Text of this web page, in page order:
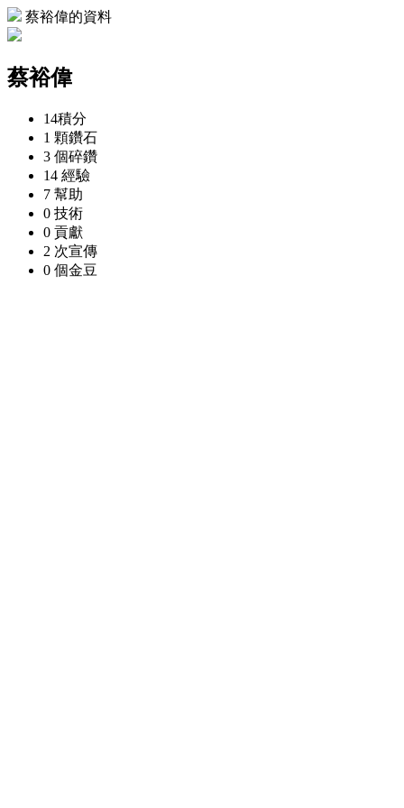
蔡裕偉的資料
蔡裕偉
14積分
1 顆鑽石
3 個碎鑽
14 經驗
7 幫助
0 技術
0 貢獻
2 次宣傳
0 個金豆